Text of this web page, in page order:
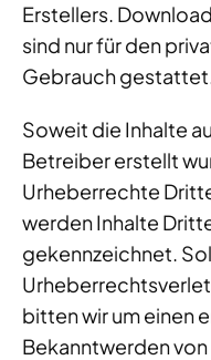
Erstellers.
sind nur für den
Gebrauch
Soweit die Inhalte
Betreiber erstellt
Urheberrechte
werden Inhalte
gekennzeichnet.
bitten wir um einen
Bekanntwerden